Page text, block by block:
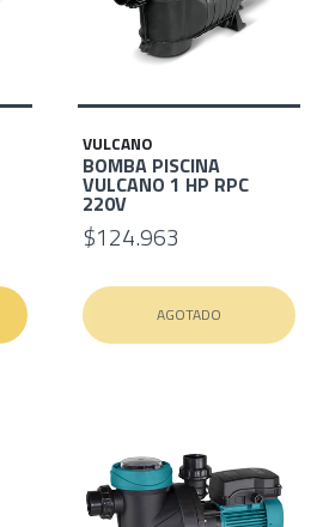
VULCANO
BOMBA PISCINA
VULCANO 1 HP RPC
220V
$124.963
AGOTADO